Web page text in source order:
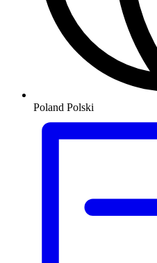
Poland Polski